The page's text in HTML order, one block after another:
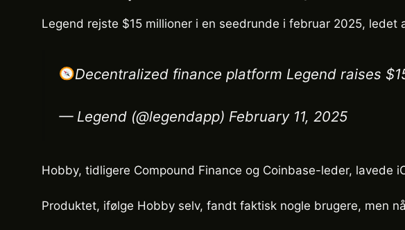
Legend rejste $15 millioner i en seedrunde i februar 2025,
Decentralized finance platform Legend raises
— Legend (@legendapp) February 11, 2025
Hobby, tidligere Compound Finance og Coinbase-leder,
Produktet, ifølge Hobby selv, fandt faktisk nogle brugere, men